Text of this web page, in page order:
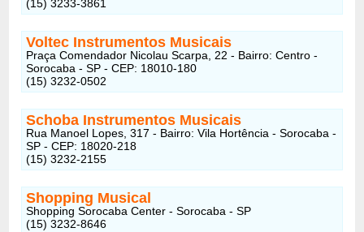
(15) 3233-3861
Voltec Instrumentos Musicais
Praça Comendador Nicolau Scarpa, 22 - Bairro: Centro -
Sorocaba - SP - CEP: 18010-180
(15) 3232-0502
Schoba Instrumentos Musicais
Rua Manoel Lopes, 317 - Bairro: Vila Hortência - Sorocaba -
SP - CEP: 18020-218
(15) 3232-2155
Shopping Musical
Shopping Sorocaba Center - Sorocaba - SP
(15) 3232-8646